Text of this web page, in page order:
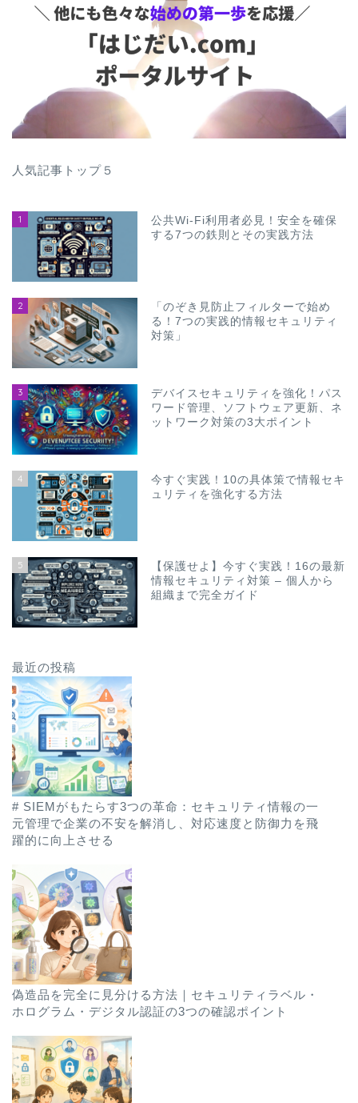
人気記事トップ５
1
公共Wi-Fi利用者必見！安全を確保
する7つの鉄則とその実践方法
2
「のぞき見防止フィルターで始め
る！7つの実践的情報セキュリティ
対策」
3
デバイスセキュリティを強化！パス
ワード管理、ソフトウェア更新、ネ
ットワーク対策の3大ポイント
4
今すぐ実践！10の具体策で情報セキ
ュリティを強化する方法
5
【保護せよ】今すぐ実践！16の最新
情報セキュリティ対策 – 個人から
組織まで完全ガイド
最近の投稿
# SIEMがもたらす3つの革命：セキュリティ情報の一
元管理で企業の不安を解消し、対応速度と防御力を飛
躍的に向上させる
偽造品を完全に見分ける方法｜セキュリティラベル・
ホログラム・デジタル認証の3つの確認ポイント